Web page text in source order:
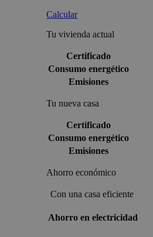
Calcular
Tu vivienda actual
Certificado
Consumo energético
Emisiones
Tu nueva casa
Certificado
Consumo energético
Emisiones
Ahorro económico
Con una casa eficiente
Ahorro en electricidad